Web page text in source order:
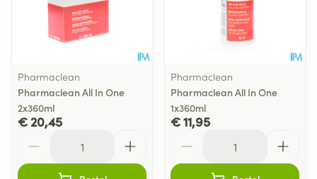
Pharmaclean
Pharmaclean All In One
2x360ml
€ 20,45
Pharmaclean
Pharmaclean All In One
1x360ml
€ 11,95